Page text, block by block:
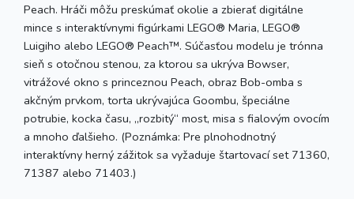
Peach. Hráči môžu preskúmať okolie a zbierať digitálne
mince s interaktívnymi figúrkami LEGO® Maria, LEGO®
Luigiho alebo LEGO® Peach™. Súčasťou modelu je trónna
sieň s otočnou stenou, za ktorou sa ukrýva Bowser,
vitrážové okno s princeznou Peach, obraz Bob-omba s
akčným prvkom, torta ukrývajúca Goombu, špeciálne
potrubie, kocka času, „rozbitý“ most, misa s fialovým ovocím
a mnoho ďalšieho. (Poznámka: Pre plnohodnotný
interaktívny herný zážitok sa vyžaduje štartovací set 71360,
71387 alebo 71403.)